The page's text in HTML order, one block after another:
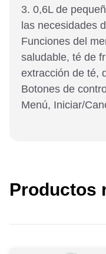
3. 0,6L de
las necesidades
Funciones del
saludable, té de
extracción de té,
Botones de
Menú, Iniciar/
Productos